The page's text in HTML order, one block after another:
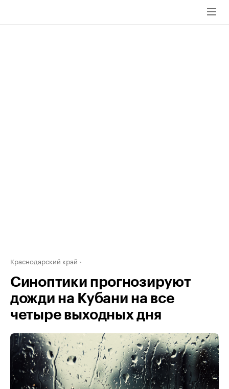
Краснодарский край
Синоптики прогнозируют
дожди на Кубани на все
четыре выходных дня